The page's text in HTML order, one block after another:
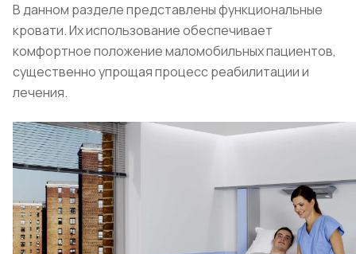
В данном разделе представлены функциональные
кровати. Их использование обеспечивает
комфортное положение маломобильных пациентов,
существенно упрощая процесс реабилитации и
лечения.